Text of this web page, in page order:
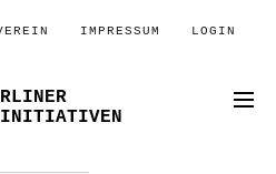
IMPRESSUM LOGIN